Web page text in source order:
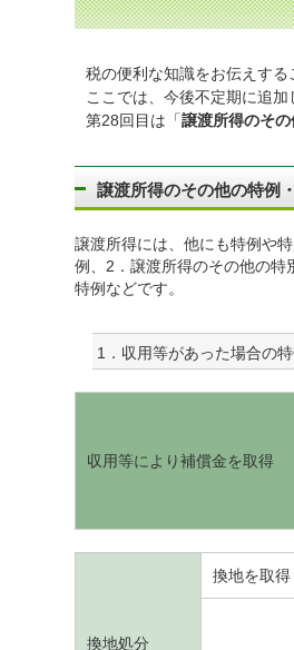
税の便利な知識をお伝えする
ここでは、今後不定期に追加
第28回目は「譲渡所得のそ
譲渡所得のその他の特例
譲渡所得には、他にも特例や
例、2．譲渡所得のその他の特
特例などです。
1．収用等があった場合の特
収用等により補償金を取得
換地処分
換地を取得